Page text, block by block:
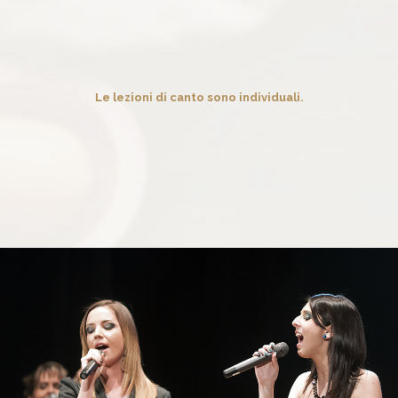
Le lezioni di canto sono individuali.